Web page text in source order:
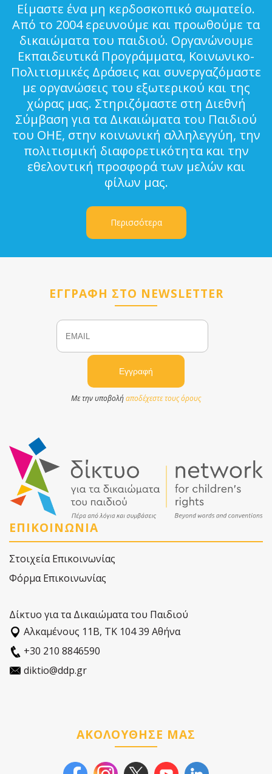
Είμαστε ένα μη κερδοσκοπικό σωματείο.
Από το 2004 ερευνούμε και προωθούμε τα
δικαιώματα του παιδιού. Οργανώνουμε
Εκπαιδευτικά Προγράμματα, Κοινωνικο-
Πολιτισμικές Δράσεις και συνεργαζόμαστε
με οργανώσεις του εξωτερικού και της
χώρας μας. Στηριζόμαστε στη Διεθνή
Σύμβαση για τα Δικαιώματα του Παιδιού
του ΟΗΕ, στην κοινωνική αλληλεγγύη, την
πολιτισμική διαφορετικότητα και την
εθελοντική προσφορά των μελών και
φίλων μας.
Περισσότερα
ΕΓΓΡΑΦΗ ΣΤΟ NEWSLETTER
Email
Με την υποβολήαποδέχεστε τους όρους
ΕΠΙΚΟΙΝΩΝΙΑ
Στοιχεία Επικοινωνίας
Φόρμα Επικοινωνίας
Δίκτυο για τα Δικαιώματα του Παιδιού
Αλκαµένους 11Β, ΤΚ 104 39 Αθήνα
+30 210 8846590
diktio@ddp.gr
ΑΚΟΛΟΥΘΗΣΕ ΜΑΣ